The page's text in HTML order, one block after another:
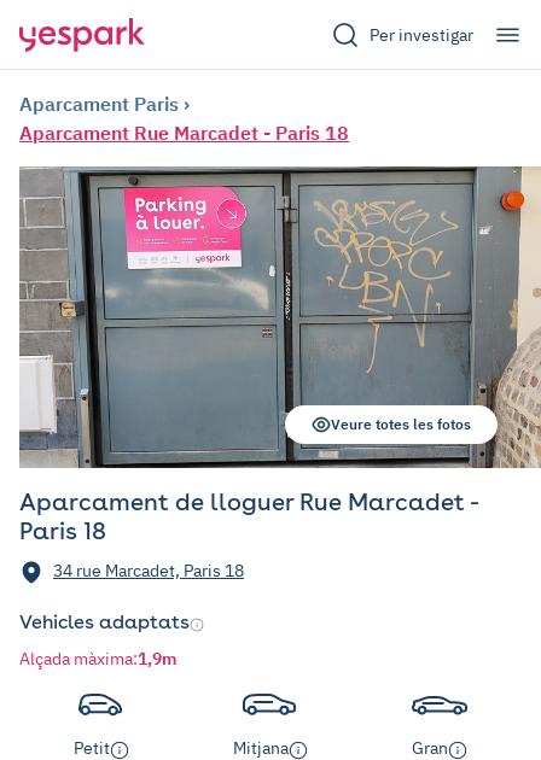
Per investigar
Aparcament Paris
Aparcament Rue Marcadet - Paris 18
Aparcament de lloguer Rue Marcadet -
Paris 18
34 rue Marcadet, Paris 18
Veure totes les fotos
Vehicles adaptats
Alçada màxima:1,9m
Petit Mitjana Gran